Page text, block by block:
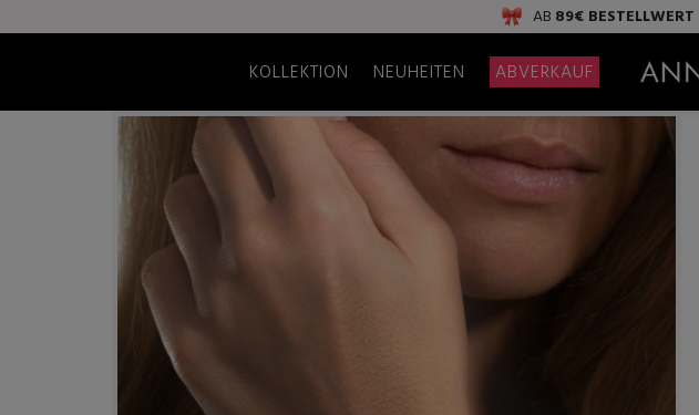
AB 89€ BESTELLWERT
KOLLEKTION NEUHEITEN ABVERKAUF